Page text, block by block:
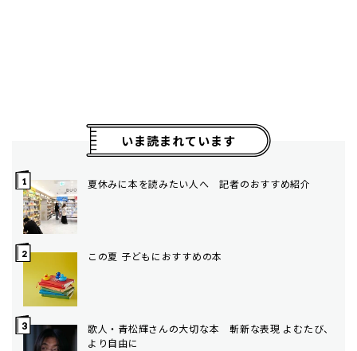
いま読まれています
夏休みに本を読みたい人へ 記者のおすすめ紹介
この夏 子どもにおすすめの本
歌人・青松輝さんの大切な本 斬新な表現 よむたび、
より自由に